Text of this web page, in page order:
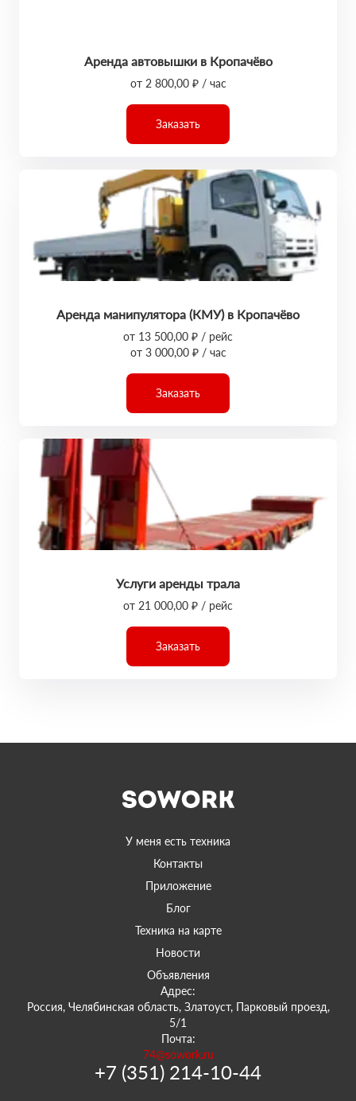
Аренда автовышки в Кропачёво
от 2 800,00 ₽ / час
Заказать
Аренда манипулятора (КМУ) в Кропачёво
от 13 500,00 ₽ / рейс
от 3 000,00 ₽ / час
Заказать
Услуги аренды трала
от 21 000,00 ₽ / рейс
Заказать
У меня есть техника
Контакты
Приложение
Блог
Техника на карте
Новости
Объявления
Адрес:
Россия, Челябинская область, Златоуст, Парковый проезд,
5/1
Почта:
74@sowork.ru
+7 (351) 214-10-44